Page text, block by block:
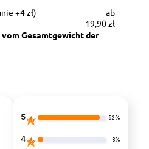
+4 zł)
19,90 zł
5 92%
4 8%